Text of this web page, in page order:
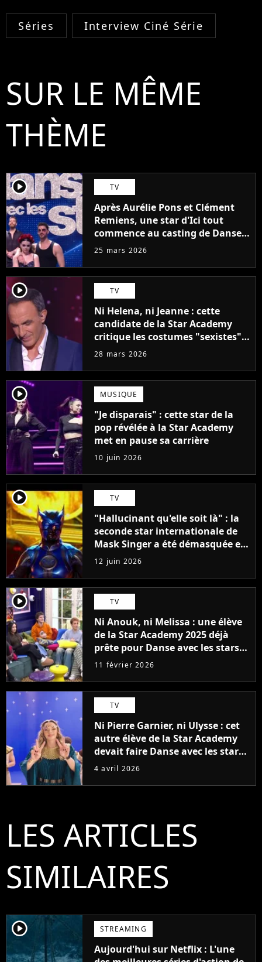
Séries Interview Ciné Série
SUR LE MÊME
THÈME
player2 TV
Après Aurélie Pons et Clément
Remiens, une star d'Ici tout
commence au casting de Danse
avec les stars 2027 ?
25 mars 2026
player2 TV
Ni Helena, ni Jeanne : cette
candidate de la Star Academy
critique les costumes "sexistes"
de l'émission, "Ca nous mettait
28 mars 2026
player2 MUSIQUE
"Je disparais" : cette star de la
pop révélée à la Star Academy
met en pause sa carrière
10 juin 2026
player2 TV
"Hallucinant qu'elle soit là" : la
seconde star internationale de
Mask Singer a été démasquée et
elle a fait partie d'un groupe
culte
12 juin 2026
player2 TV
Ni Anouk, ni Melissa : une élève
de la Star Academy 2025 déjà
prête pour Danse avec les stars
2027
11 février 2026
TV
Ni Pierre Garnier, ni Ulysse : cet
autre élève de la Star Academy
devait faire Danse avec les stars
2026
4 avril 2026
LES ARTICLES
SIMILAIRES
player2 STREAMING
Aujourd'hui sur Netflix : L'une